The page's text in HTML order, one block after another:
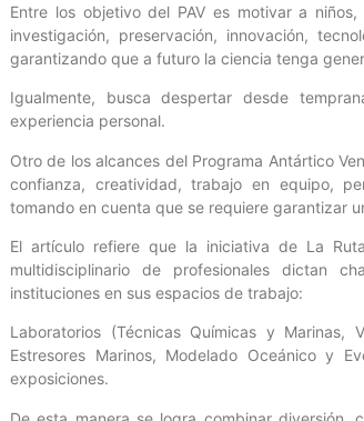
Entre los objetivo del PAV es motivar a
investigación, preservación, innovación,
garantizando que a futuro la ciencia tenga
Igualmente, busca despertar desde
experiencia personal.
Otro de los alcances del Programa Antártico
confianza, creatividad, trabajo en equipo,
tomando en cuenta que se requiere garantizar
El artículo refiere que la iniciativa de La
multidisciplinario de profesionales dictan
instituciones en sus espacios de trabajo:
Laboratorios (Técnicas Químicas y Marinas,
Estresores Marinos, Modelado Oceánico y
exposiciones.